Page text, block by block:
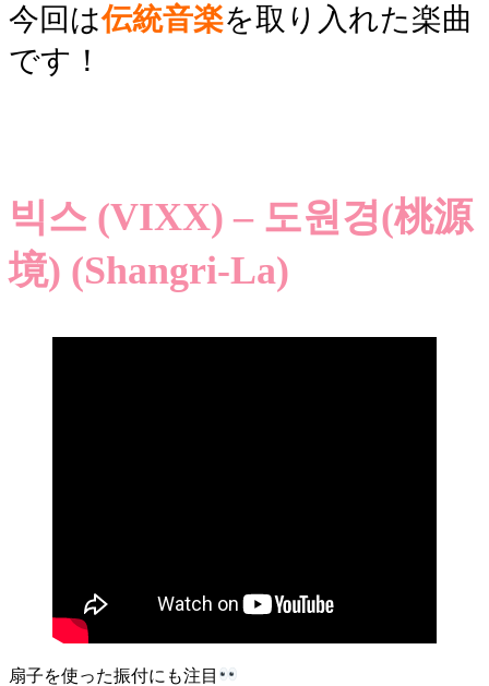
今回は伝統音楽を取り入れた楽曲
です！
빅스 (VIXX) – 도원경(桃源
境) (Shangri-La)
扇子を使った振付にも注目